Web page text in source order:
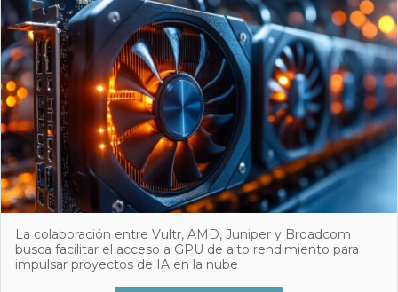
La colaboración entre Vultr, AMD, Juniper y Broadcom
busca facilitar el acceso a GPU de alto rendimiento para
impulsar proyectos de IA en la nube